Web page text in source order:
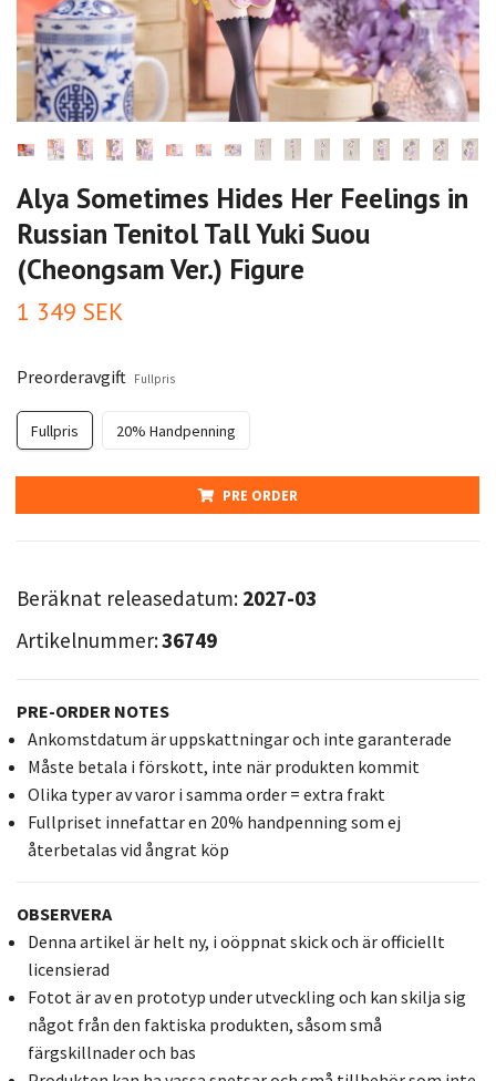
Alya Sometimes Hides Her Feelings in
Russian Tenitol Tall Yuki Suou
(Cheongsam Ver.) Figure
1 349 SEK
Preorderavgift Fullpris
Fullpris 20% Handpenning
PRE ORDER
Beräknat releasedatum: 2027-03
Artikelnummer:36749
PRE-ORDER NOTES
Ankomstdatum är uppskattningar och inte garanterade
Måste betala i förskott, inte när produkten kommit
Olika typer av varor i samma order = extra frakt
Fullpriset innefattar en 20% handpenning som ej
återbetalas vid ångrat köp
OBSERVERA
Denna artikel är helt ny, i oöppnat skick och är officiellt
licensierad
Fotot är av en prototyp under utveckling och kan skilja sig
något från den faktiska produkten, såsom små
färgskillnader och bas